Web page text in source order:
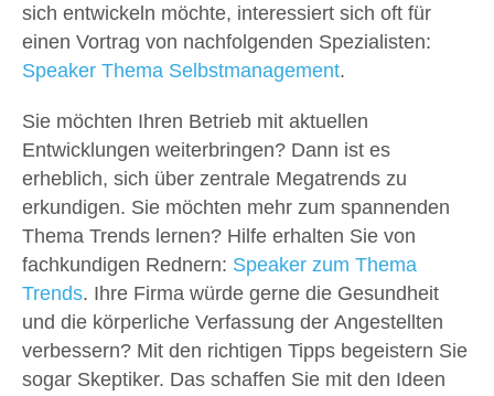
sich entwickeln möchte, interessiert sich oft für
einen Vortrag von nachfolgenden Spezialisten:
Speaker Thema Selbstmanagement
Sie möchten Ihren Betrieb mit aktuellen
Entwicklungen weiterbringen? Dann ist es
erheblich, sich über zentrale Megatrends zu
erkundigen. Sie möchten mehr zum spannenden
Thema Trends lernen? Hilfe erhalten Sie von
fachkundigen Rednern: Speaker zum Thema
Trends . Ihre Firma würde gerne die Gesundheit
und die körperliche Verfassung der Angestellten
verbessern? Mit den richtigen Tipps begeistern Sie
sogar Skeptiker. Das schaffen Sie mit den Ideen